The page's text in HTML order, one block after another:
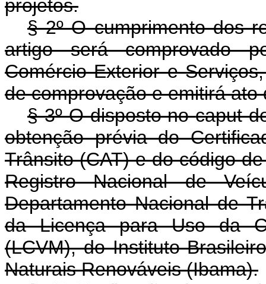
projetos.
§ 2º O cumprimento dos
artigo será comprovado
Comércio Exterior e
de comprovação e emitirá
§ 3º O disposto nocaput
obtenção prévia do
Trânsito (CAT) e do código
Registro Nacional de
Departamento Nacional de
da Licença para Uso da
(LCVM), do Instituto
Naturais Renováveis (Ibama).